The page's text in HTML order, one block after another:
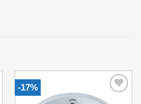
-17%